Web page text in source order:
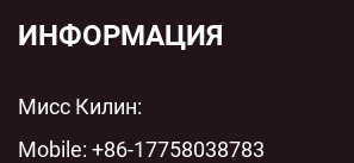
пленочный конденсатор
современных энергосистем
ИНФОРМАЦИЯ
Мисс Килин:
Mobile: +86-17758038783